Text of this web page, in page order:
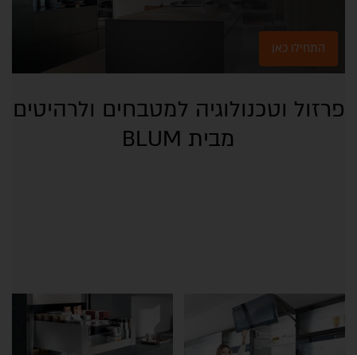
התחילו כאן
פרזול וטכנולוגיה למטבחים ולרהיטים
מבית BLUM